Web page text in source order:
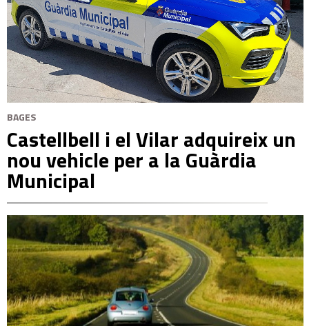
BAGES
Castellbell i el Vilar adquireix un
nou vehicle per a la Guàrdia
Municipal